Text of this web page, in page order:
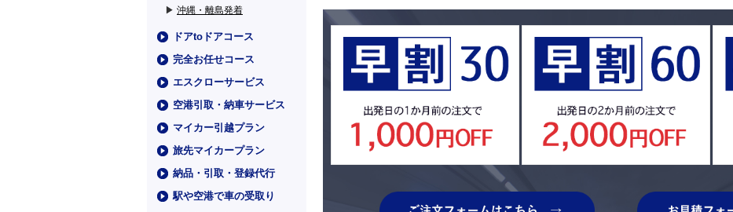
▶ 沖縄・離島発着
ドアtoドアコース
完全お任せコース
エスクローサービス
空港引取・納車サービス
マイカー引越プラン
旅先マイカープラン
納品・引取・登録代行
駅や空港で車の受取り